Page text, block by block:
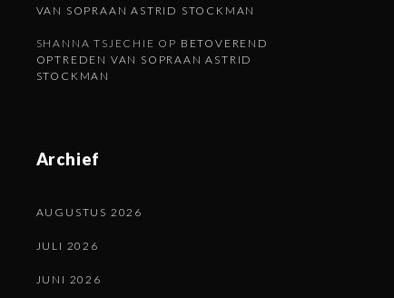
VAN SOPRAAN ASTRID STOCKMAN
SHANNA TSJECHIE OP BETOVEREND
OPTREDEN VAN SOPRAAN ASTRID
STOCKMAN
Archief
AUGUSTUS 2026
JULI 2026
JUNI 2026